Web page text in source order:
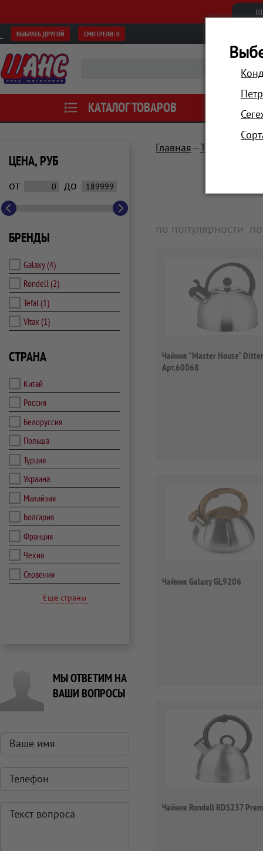
ВЫБРАТЬ ДРУГОЙ СМОТРЕЛИ:0
КАТАЛОГ ТОВАРОВ АКЦИИ
ЦЕНА, РУБ
от до
БРЕНДЫ
Galaxy(4)
Rondell(2)
Tefal (1)
Vitax (1)
СТРАНА
Китай
Россия
Белоруссия
Польша
Турция
Украина
Малайзия
Болгария
Франция
Чехия
Словения
Еще страны
МЫ ОТВЕТИМ НА
ВАШИ ВОПРОСЫ
Главная Техника для
по популярности
Чайник "Master House"
Арт.60068
Чайник Galaxy GL9206
Чайник Rondell RDS237